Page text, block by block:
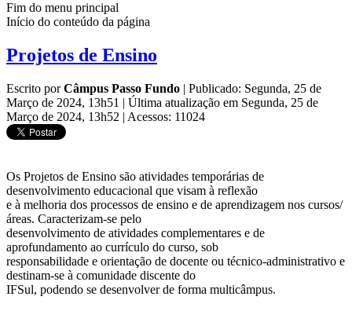
Fim do menu principal
Início do conteúdo da página
Projetos de Ensino
Escrito porCâmpus Passo Fundo | Publicado: Segunda, 25 de
Março de 2024, 13h51 | Última atualização em Segunda, 25 de
Março de 2024, 13h52 | Acessos: 11024
Os Projetos de Ensino são atividades temporárias de
desenvolvimento educacional que visam à reflexão
e à melhoria dos processos de ensino e de aprendizagem nos cursos/
áreas. Caracterizam-se pelo
desenvolvimento de atividades complementares e de
aprofundamento ao currículo do curso, sob
responsabilidade e orientação de docente ou técnico-administrativo e
destinam-se à comunidade discente do
IFSul, podendo se desenvolver de forma multicâmpus.